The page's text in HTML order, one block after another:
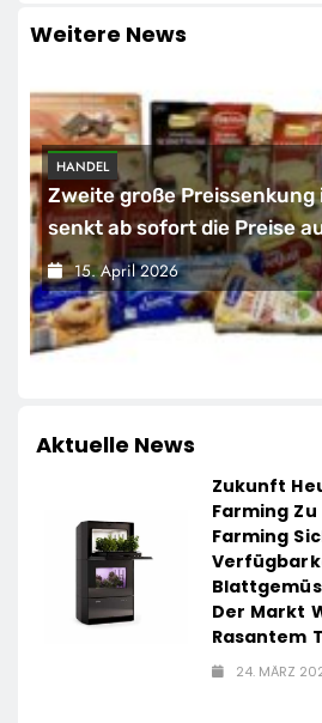
Weitere News
HANDEL
Zweite große Preissenkung
senkt ab sofort die Preise
und Käse um bis zu 16
LECKERROM, CREMISEE,
und herzhafter Genuss
15. April 2026
Aktuelle News
Zukunft
Farming
Farming
Der Markt
Rasantem
24. MÄRZ